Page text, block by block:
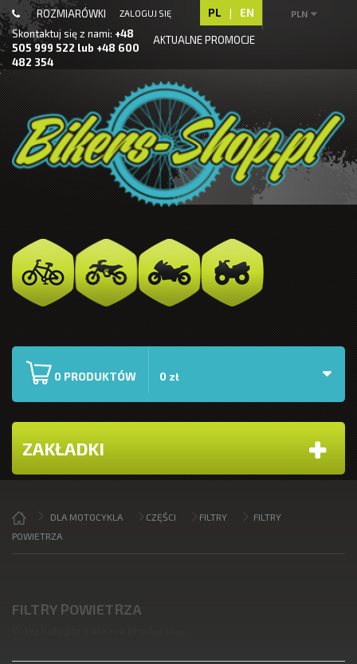
PLN
PL | EN
ZALOGUJ SIĘ
ROZMIARÓWKI
AKTUALNE PROMOCJE
Skontaktuj się z nami: +48
505 999 522 lub +48 600
482 354
0 PRODUKTÓW 0 zł
ZAKŁADKI
DLA MOTOCYKLA CZĘŚCI FILTRY
FILTRY
POWIETRZA
FILTRY POWIETRZA